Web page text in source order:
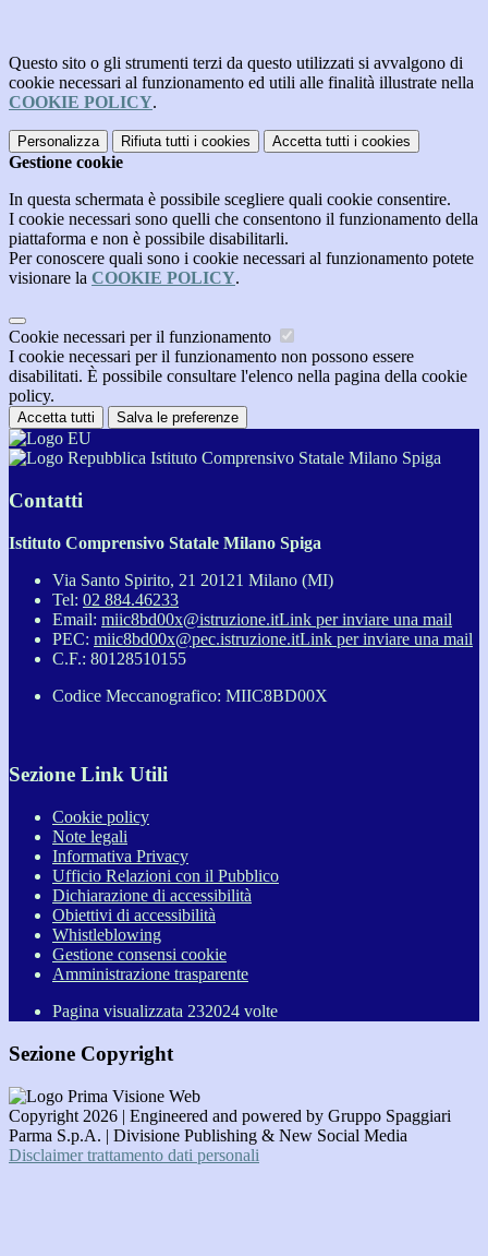
Questo sito o gli strumenti terzi da questo utilizzati si avvalgono di
cookie necessari al funzionamento ed utili alle finalità illustrate nella
COOKIE POLICY.
Personalizza Rifiuta tutti i cookies Accetta tutti i cookies
Gestione cookie
In questa schermata è possibile scegliere quali cookie consentire.
I cookie necessari sono quelli che consentono il funzionamento della
piattaforma e non è possibile disabilitarli.
Per conoscere quali sono i cookie necessari al funzionamento potete
visionare la COOKIE POLICY.
Cookie necessari per il funzionamento
I cookie necessari per il funzionamento non possono essere
disabilitati. È possibile consultare l'elenco nella pagina della cookie
policy.
Accetta tutti Salva le preferenze
Istituto Comprensivo Statale Milano Spiga
Contatti
Istituto Comprensivo Statale Milano Spiga
Via Santo Spirito, 21 20121 Milano (MI)
Tel: 02 884.46233
Email: miic8bd00x@istruzione.itLink per inviare una mail
PEC: miic8bd00x@pec.istruzione.itLink per inviare una mail
C.F.: 80128510155
Codice Meccanografico: MIIC8BD00X
Sezione Link Utili
Cookie policy
Note legali
Informativa Privacy
Ufficio Relazioni con il Pubblico
Dichiarazione di accessibilità
Obiettivi di accessibilità
Whistleblowing
Gestione consensi cookie
Amministrazione trasparente
Pagina visualizzata 232024 volte
Sezione Copyright
Copyright 2026 | Engineered and powered by Gruppo Spaggiari
Parma S.p.A. | Divisione Publishing & New Social Media
Disclaimer trattamento dati personali